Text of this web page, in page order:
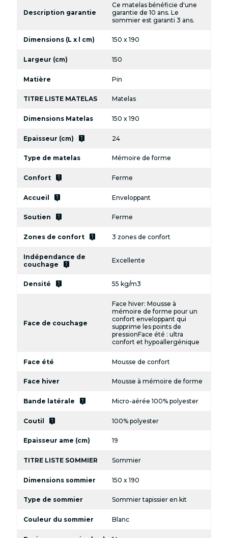
Description garantie
Ce matelas bénéficie d'une
garantie de 10 ans. Le
sommier est garanti 3 ans.
Dimensions (L x l cm) 150 x 190
Largeur (cm) 150
Matière Pin
TITRE LISTE MATELAS Matelas
Dimensions Matelas 150 x 190
Epaisseur (cm) live_help 24
Type de matelas Mémoire de forme
Confort live_help Ferme
Accueil live_help Enveloppant
Soutien live_help Ferme
Zones de confort live_help 3 zones de confort
Indépendance de
couchage
live_help Excellente
Densité live_help 55 kg/m3
Face de couchage
Face hiver: Mousse à
mémoire de forme pour un
confort enveloppant qui
supprime les points de
pressionFace été : ultra
confort et hypoallergénique
Face été Mousse de confort
Face hiver Mousse à mémoire de forme
Bande latérale live_help Micro-aérée 100% polyester
Coutil live_help 100% polyester
Epaisseur ame (cm) 19
TITRE LISTE SOMMIER Sommier
Dimensions sommier 150 x 190
Type de sommier Sommier tapissier en kit
Couleur du sommier Blanc